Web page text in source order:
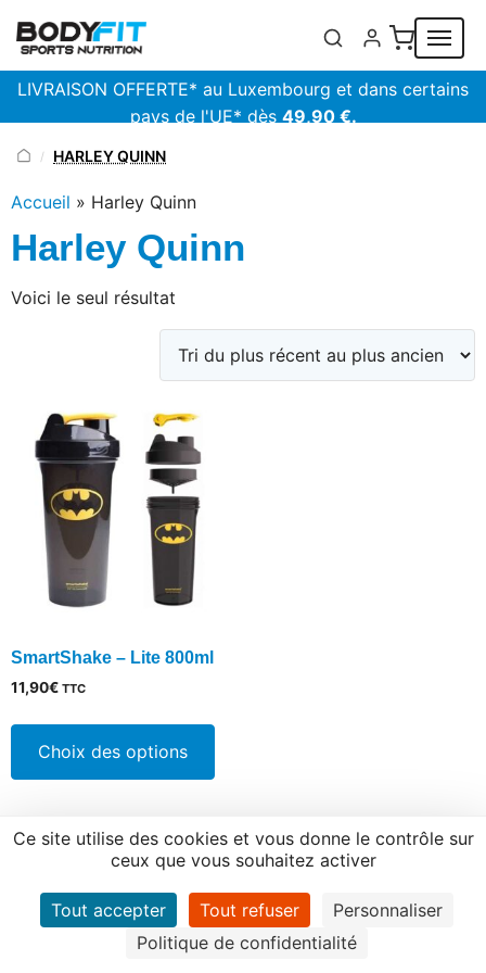
Ce site utilise des cookies et vous donne le contrôle sur
ceux que vous souhaitez activer
Tout accepter Tout refuser
Personnaliser
Politique de confidentialité
LIVRAISON OFFERTE* au Luxembourg et dans certains
pays de l'UE* dès 49,90 €.
/ HARLEY QUINN
Accueil » Harley Quinn
Harley Quinn
Voici le seul résultat
SmartShake – Lite 800ml
11,90€ TTC
Choix des options
a
variations.
Les
peuvent
être